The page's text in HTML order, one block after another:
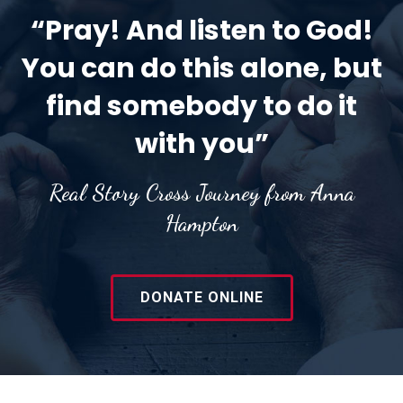
“Pray! And listen to God!
You can do this alone, but
find somebody to do it
with you”
Real Story Cross Journey from Anna
Hampton
DONATE ONLINE